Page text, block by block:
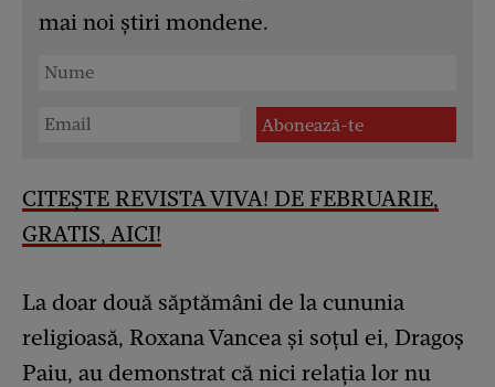
mai noi știri mondene.
CITEȘTE REVISTA VIVA! DE FEBRUARIE,
GRATIS, AICI!
La doar două săptămâni de la cununia
religioasă, Roxana Vancea și soțul ei, Dragoș
Paiu, au demonstrat că nici relația lor nu